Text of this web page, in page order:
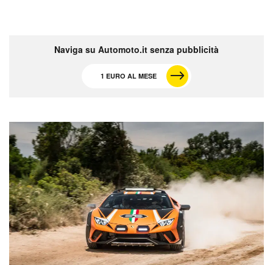
Naviga su Automoto.it senza pubblicità
1 EURO AL MESE